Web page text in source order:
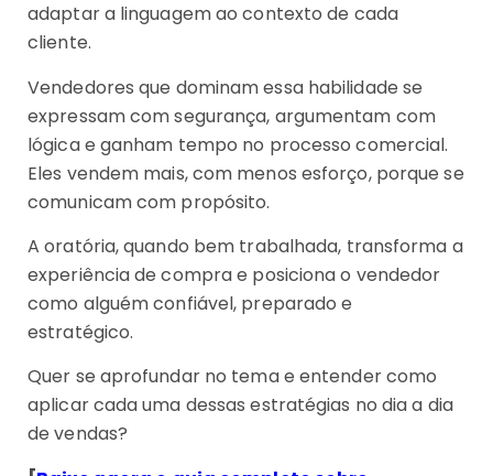
adaptar a linguagem ao contexto de cada
cliente.
Vendedores que dominam essa habilidade se
expressam com segurança, argumentam com
lógica e ganham tempo no processo comercial.
Eles vendem mais, com menos esforço, porque se
comunicam com propósito.
A oratória, quando bem trabalhada, transforma a
experiência de compra e posiciona o vendedor
como alguém confiável, preparado e
estratégico.
Quer se aprofundar no tema e entender como
aplicar cada uma dessas estratégias no dia a dia
de vendas?